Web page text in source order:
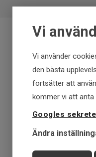
Vi
Vi använder
den bästa
fortsätter att
kommer vi att
Googles
Ändra
Få